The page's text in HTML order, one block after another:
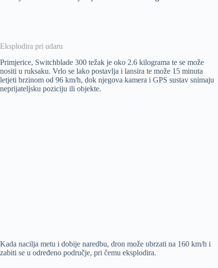
Eksplodira pri udaru
Primjerice, Switchblade 300 težak je oko 2.6 kilograma te se može
nositi u ruksaku. Vrlo se lako postavlja i lansira te može 15 minuta
letjeti brzinom od 96 km/h, dok njegova kamera i GPS sustav snimaju
neprijateljsku poziciju ili objekte.
Kada nacilja metu i dobije naredbu, dron može ubrzati na 160 km/h i
zabiti se u određeno područje, pri čemu eksplodira.